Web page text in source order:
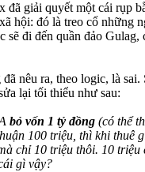
đã giải quyết một cái rụp
hội: đó là treo cổ những
đi đến quần đảo Gulag,
nêu ra, theo logic, là
lại tối thiểu như sau:
bỏ vốn 1 tỷ đồng (có thể
100 triệu, thì khi thuê
chỉ 10 triệu thôi. 10
gì vậy?